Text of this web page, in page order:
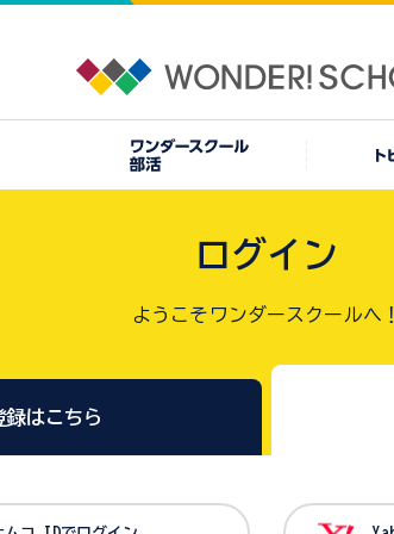
ログイン
ようこそワンダースクールへ！
録はこちら